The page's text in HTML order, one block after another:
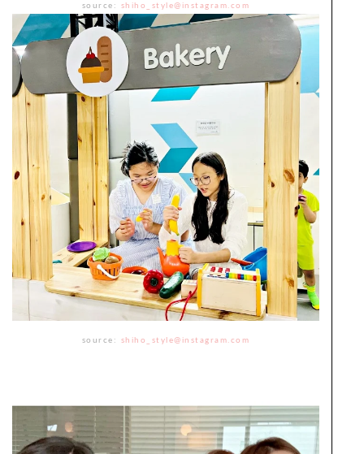
source: shiho_style@instagram.com
source: shiho_style@instagram.com